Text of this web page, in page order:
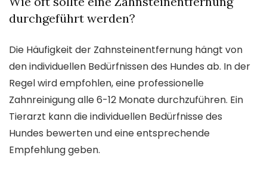
durchgeführt werden?
Die Häufigkeit der Zahnsteinentfernung hängt von
den individuellen Bedürfnissen des Hundes ab. In der
Regel wird empfohlen, eine professionelle
Zahnreinigung alle 6-12 Monate durchzuführen. Ein
Tierarzt kann die individuellen Bedürfnisse des
Hundes bewerten und eine entsprechende
Empfehlung geben.